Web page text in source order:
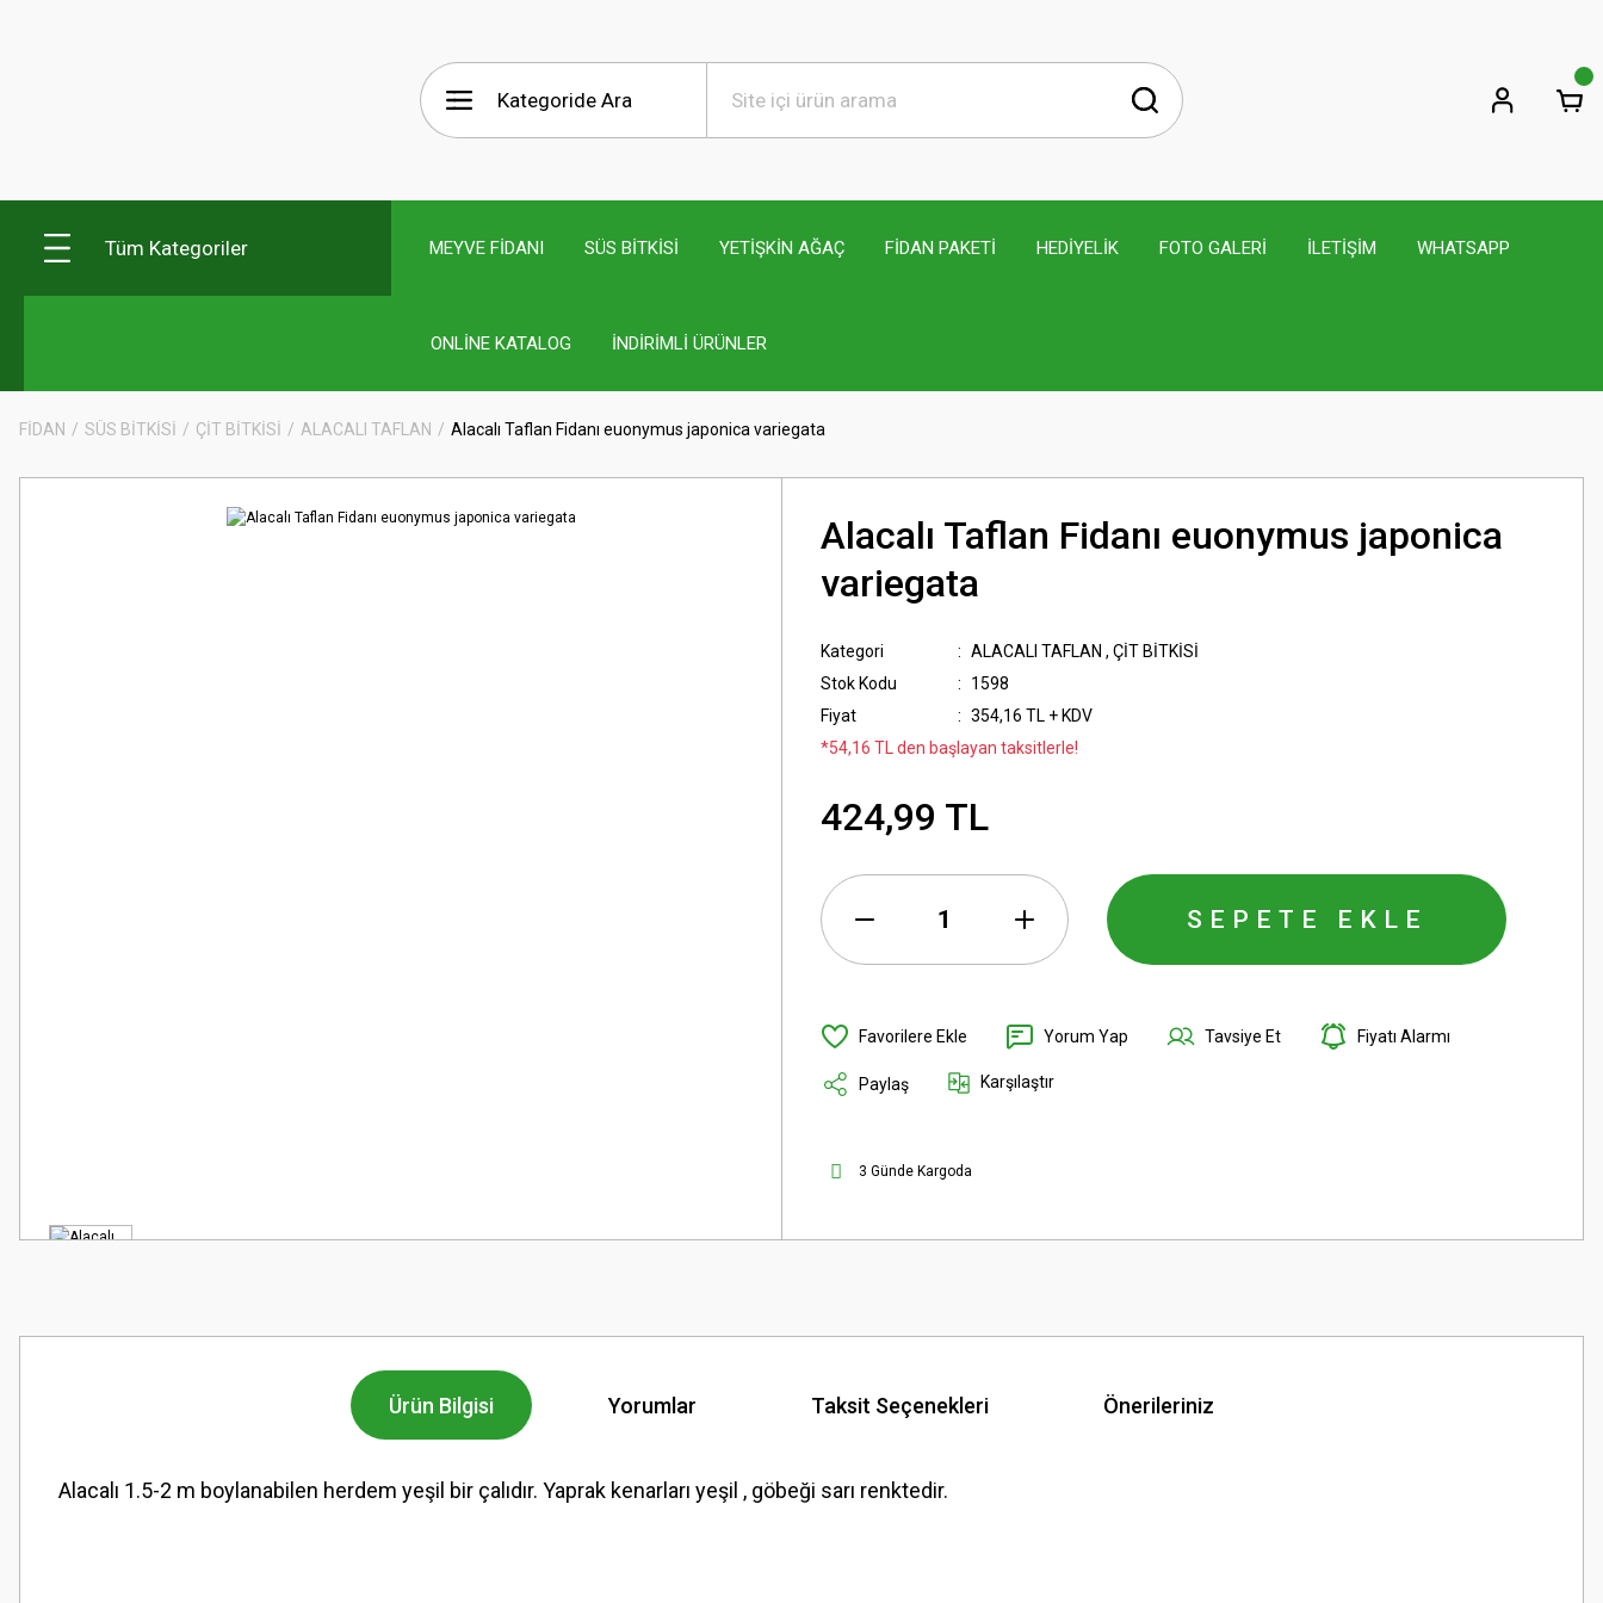
Tüm Kategoriler MEYVE FİDANI SÜS BİTKİSİ YETİŞKİN AĞAÇ FİDAN PAKETİ HEDİYELİK FOTO GALERİ İLETİŞİM WHATSAPP
ONLİNE KATALOG İNDİRİMLİ ÜRÜNLER
FİDAN SÜS BİTKİSİ ÇİT BİTKİSİ ALACALI TAFLAN Alacalı Taflan Fidanı euonymus japonica variegata
Alacalı Taflan Fidanı euonymus japonica
variegata
Kategori ALACALI TAFLAN , ÇİT BİTKİSİ
Stok Kodu
1598
Fiyat
354,16 TL + KDV
*54,16 TL den başlayan taksitlerle!
424,99 TL
SEPETE EKLE
Yorum Yap Tavsiye Et Fiyatı Alarmı
Paylaş Karşılaştır
3 Günde Kargoda
Ürün Bilgisi Yorumlar Taksit Seçenekleri Önerileriniz
Alacalı 1.5-2 m boylanabilen herdem yeşil bir çalıdır. Yaprak kenarları yeşil , göbeği sarı renktedir.